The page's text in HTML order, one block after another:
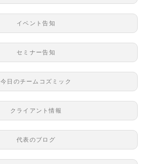
イベント告知
セミナー告知
今日のチームコズミック
クライアント情報
代表のブログ